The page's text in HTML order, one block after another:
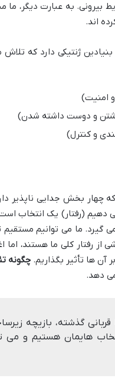
بیرونی. به عبارت دیگر،
اند.
بنیادین ژنتیکی دارد که
و امنیت)
و دوست داشته شدن)
و کنترل)
چهار بخش جدایی ناپذیر
دهیم (رفتار) یک انتخاب
گیرد. ما می توانیم
از رفتار کلی ما هستند، اما
آن ها تأثیر بگذاریم.چگونه
دهد.
گذشته، بازیچه
هایمان هستیم و می